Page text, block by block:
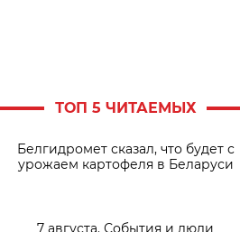
ТОП 5 ЧИТАЕМЫХ
Белгидромет сказал, что будет с
урожаем картофеля в Беларуси
7 августа. События и люди